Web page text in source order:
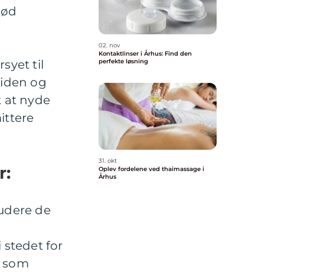
til
og
at nyde
de
stedet for
02. nov
Kontaktlinser i Århus: Find den
perfekte løsning
31. okt
Oplev fordelene ved thaimassage i
Århus